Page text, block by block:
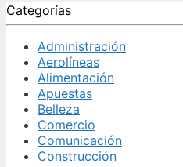
Categorías
Administración
Aerolíneas
Alimentación
Apuestas
Belleza
Comercio
Comunicación
Construcción